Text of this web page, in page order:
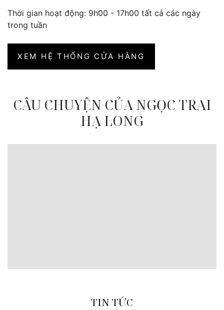
Thời gian hoạt động: 9h00 - 17h00 tất cả các ngày
trong tuần
XEM HỆ THỐNG CỬA HÀNG
CÂU CHUYỆN CỦA NGỌC TRAI
HẠ LONG
TIN TỨC